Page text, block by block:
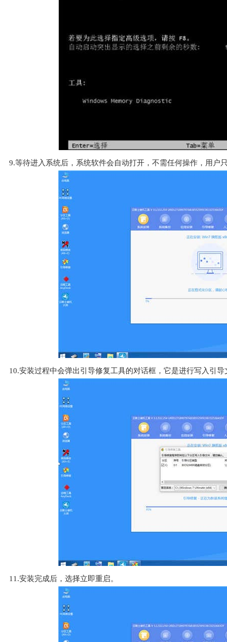
9.等待进入系统后，系统软件会自动打开，不需任何操作，用户
10.安装过程中会弹出引导修复工具的对话框，它是进行写入引
11.安装完成后，选择立即重启。